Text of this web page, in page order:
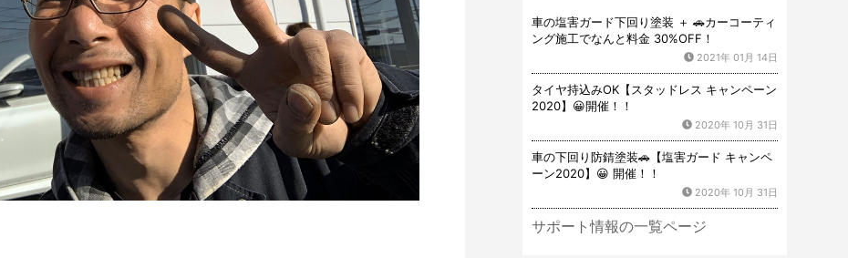
車の塩害ガード下回り塗装 ＋ 🚗カーコーティ
ング施工でなんと料金 30%OFF！
2021年 01月 14日
タイヤ持込みOK【スタッドレス キャンペーン
2020】😀開催！！
2020年 10月 31日
車の下回り防錆塗装🚗【塩害ガード キャンペ
ーン2020】😀 開催！！
2020年 10月 31日
サポート情報の一覧ページ